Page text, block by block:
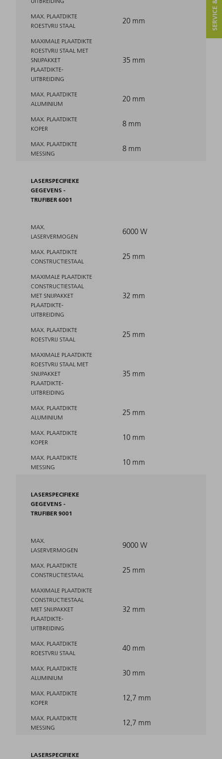
MAX. PLAATDIKTE
ROESTVRIJ STAAL
20 mm
MAXIMALE PLAATDIKTE
ROESTVRIJ STAAL MET
SNIJPAKKET
PLAATDIKTE-
UITBREIDING
35 mm
MAX. PLAATDIKTE
ALUMINIUM
20 mm
MAX. PLAATDIKTE
KOPER
8 mm
MAX. PLAATDIKTE
MESSING
8 mm
LASERSPECIFIEKE
GEGEVENS -
TRUFIBER 6001
MAX.
LASERVERMOGEN
6000 W
MAX. PLAATDIKTE
CONSTRUCTIESTAAL
25 mm
MAXIMALE PLAATDIKTE
CONSTRUCTIESTAAL
MET SNIJPAKKET
PLAATDIKTE-
UITBREIDING
32 mm
MAX. PLAATDIKTE
ROESTVRIJ STAAL
25 mm
MAXIMALE PLAATDIKTE
ROESTVRIJ STAAL MET
SNIJPAKKET
PLAATDIKTE-
UITBREIDING
35 mm
MAX. PLAATDIKTE
ALUMINIUM
25 mm
MAX. PLAATDIKTE
KOPER
10 mm
MAX. PLAATDIKTE
MESSING
10 mm
LASERSPECIFIEKE
GEGEVENS -
TRUFIBER 9001
MAX.
LASERVERMOGEN
9000 W
MAX. PLAATDIKTE
CONSTRUCTIESTAAL
25 mm
MAXIMALE PLAATDIKTE
CONSTRUCTIESTAAL
MET SNIJPAKKET
PLAATDIKTE-
UITBREIDING
32 mm
MAX. PLAATDIKTE
ROESTVRIJ STAAL
40 mm
MAX. PLAATDIKTE
ALUMINIUM
30 mm
MAX. PLAATDIKTE
KOPER
12,7 mm
MAX. PLAATDIKTE
MESSING
12,7 mm
LASERSPECIFIEKE